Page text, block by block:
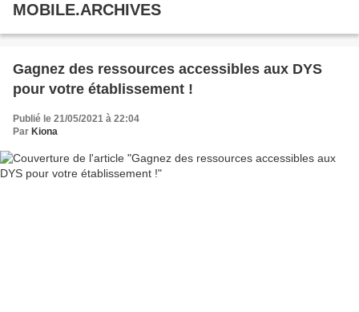
MOBILE.ARCHIVES
Gagnez des ressources accessibles aux DYS
pour votre établissement !
Publié le 21/05/2021 à 22:04
Par Kiona